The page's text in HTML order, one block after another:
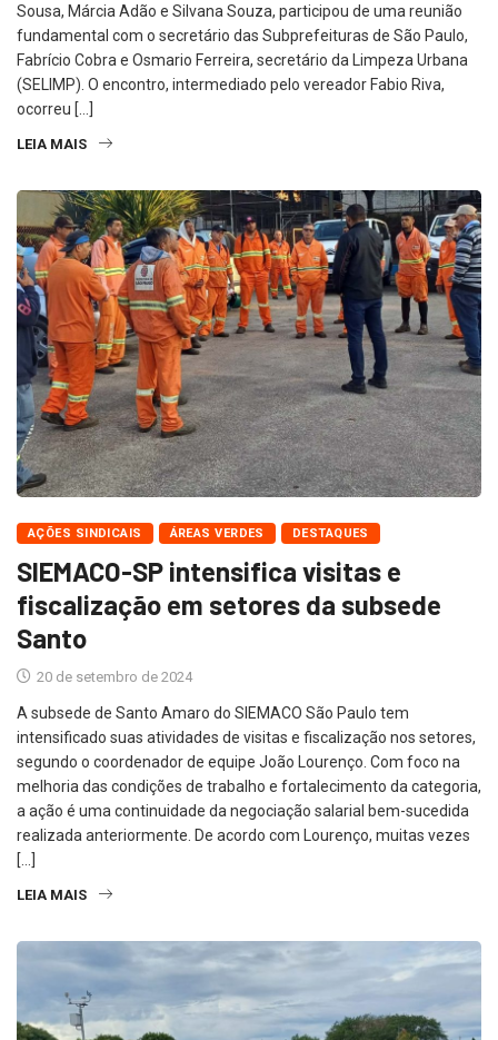
Sousa, Márcia Adão e Silvana Souza, participou de uma reunião
fundamental com o secretário das Subprefeituras de São Paulo,
Fabrício Cobra e Osmario Ferreira, secretário da Limpeza Urbana
(SELIMP). O encontro, intermediado pelo vereador Fabio Riva,
ocorreu […]
LEIA MAIS
AÇÕES SINDICAIS ÁREAS VERDES DESTAQUES
SIEMACO-SP intensifica visitas e
fiscalização em setores da subsede
Santo
20 de setembro de 2024
A subsede de Santo Amaro do SIEMACO São Paulo tem
intensificado suas atividades de visitas e fiscalização nos setores,
segundo o coordenador de equipe João Lourenço. Com foco na
melhoria das condições de trabalho e fortalecimento da categoria,
a ação é uma continuidade da negociação salarial bem-sucedida
realizada anteriormente. De acordo com Lourenço, muitas vezes
[…]
LEIA MAIS